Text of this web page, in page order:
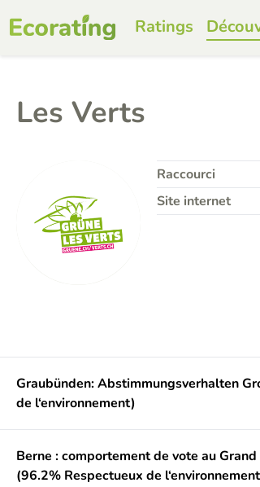
Ratings
Les Verts
Raccourci
Site internet
Graubünden: Abstimmungsverhalten
de l‘environnement)
Berne : comportement de vote au
(96.2% Respectueux de